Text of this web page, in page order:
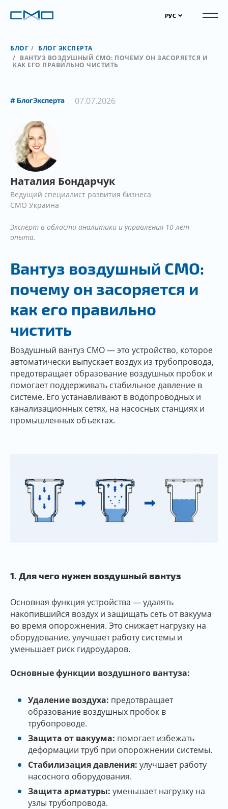
РУС
БЛОГ
БЛОГ ЭКСПЕРТА
ВАНТУЗ ВОЗДУШНЫЙ CMO: ПОЧЕМУ ОН ЗАСОРЯЕТСЯ И
КАК ЕГО ПРАВИЛЬНО ЧИСТИТЬ
БлогЭксперта 07.07.2026
Наталия Бондарчук
Ведущий специалист развития бизнеса
СМО Украина
Эксперт в области аналитики и управления 10 лет
опыта.
Вантуз воздушный CMO:
почему он засоряется и
как его правильно
чистить
Воздушный вантуз CMO — это устройство, которое
автоматически выпускает воздух из трубопровода,
предотвращает образование воздушных пробок и
помогает поддерживать стабильное давление в
системе. Его устанавливают в водопроводных и
канализационных сетях, на насосных станциях и
промышленных объектах.
1. Для чего нужен воздушный вантуз
Основная функция устройства — удалять
накопившийся воздух и защищать сеть от вакуума
во время опорожнения. Это снижает нагрузку на
оборудование, улучшает работу системы и
уменьшает риск гидроударов.
Основные функции воздушного вантуза:
Удаление воздуха: предотвращает
образование воздушных пробок в
трубопроводе.
Защита от вакуума: помогает избежать
деформации труб при опорожнении системы.
Стабилизация давления: улучшает работу
насосного оборудования.
Защита арматуры: уменьшает нагрузку на
узлы трубопровода.